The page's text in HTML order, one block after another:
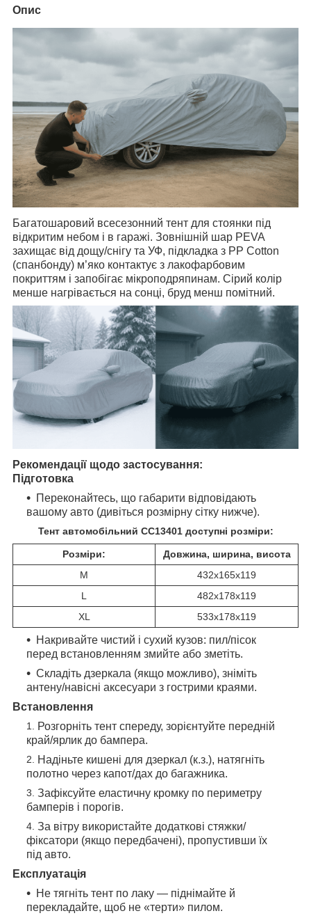
Опис
Багатошаровий всесезонний тент для стоянки під
відкритим небом і в гаражі. Зовнішній шар PEVA
захищає від дощу/снігу та УФ, підкладка з PP Cotton
(спанбонду) м’яко контактує з лакофарбовим
покриттям і запобігає мікроподряпинам. Сірий колір
менше нагрівається на сонці, бруд менш помітний.
Рекомендації щодо застосування:
Підготовка
Переконайтесь, що габарити відповідають
вашому авто (дивіться розмірну сітку нижче).​
Тент автомобільний CC13401 доступні розміри:​
Розміри:
Довжина, ширина, висота
M
432х165х119
L
482х178х119
XL
533х178х119
Накривайте чистий і сухий кузов: пил/пісок
перед встановленням змийте або зметіть.
Складіть дзеркала (якщо можливо), зніміть
антену/навісні аксесуари з гострими краями.
Встановлення
Розгорніть тент спереду, зорієнтуйте передній
край/ярлик до бампера.
Надіньте кишені для дзеркал (к.з.), натягніть
полотно через капот/дах до багажника.
Зафіксуйте еластичну кромку по периметру
бамперів і порогів.
За вітру використайте додаткові стяжки/
фіксатори (якщо передбачені), пропустивши їх
під авто.
Експлуатація
Не тягніть тент по лаку — піднімайте й
перекладайте, щоб не «терти» пилом.